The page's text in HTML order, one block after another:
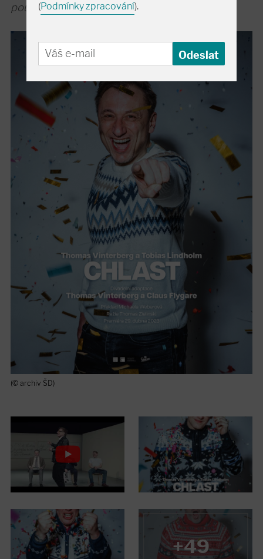
použito na titulkovacím zařízení.
(© archiv ŠD)
+49
(Podmínky zpracování).